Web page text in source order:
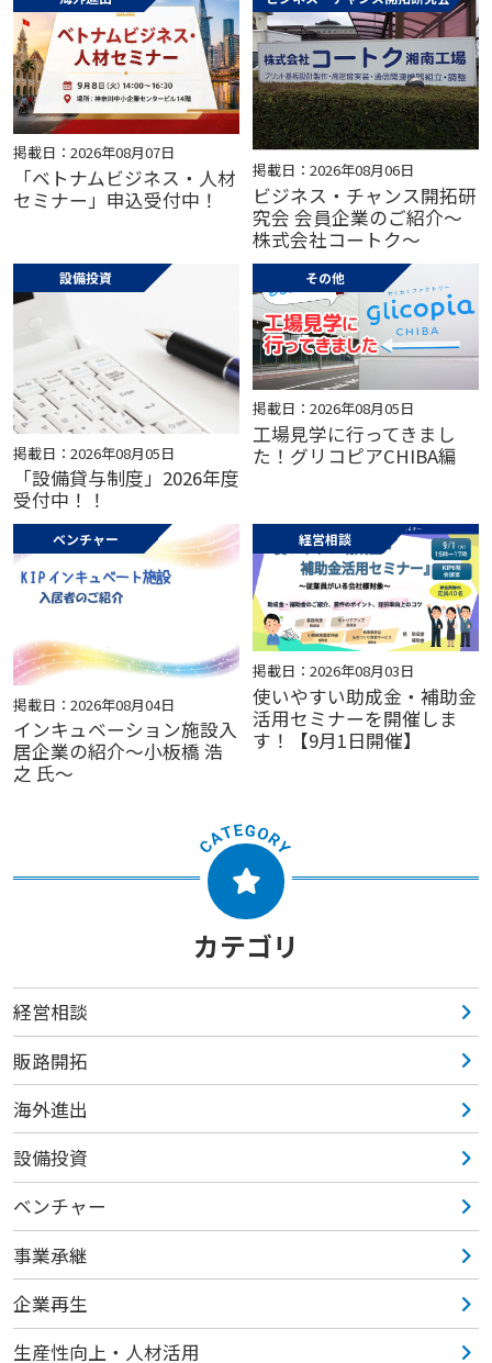
掲載日：2026年08月07日
「ベトナムビジネス・人材
セミナー」申込受付中！
掲載日：2026年08月06日
ビジネス・チャンス開拓研
究会 会員企業のご紹介～
株式会社コートク～
設備投資
掲載日：2026年08月05日
「設備貸与制度」2026年度
受付中！！
その他
掲載日：2026年08月05日
工場見学に行ってきまし
た！グリコピアCHIBA編
ベンチャー
掲載日：2026年08月04日
インキュベーション施設入
居企業の紹介～小板橋 浩
之 氏～
経営相談
掲載日：2026年08月03日
使いやすい助成金・補助金
活用セミナーを開催しま
す！【9月1日開催】
カテゴリ
経営相談
販路開拓
海外進出
設備投資
ベンチャー
事業承継
企業再生
生産性向上・人材活用